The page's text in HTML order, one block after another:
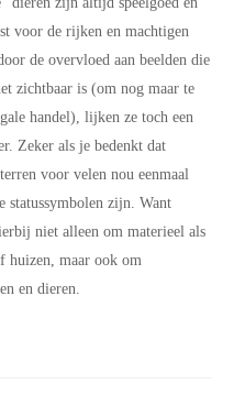
voor de rijken en machtigen
de overvloed aan beelden die
zichtbaar is (om nog maar te
handel), lijken ze toch een
Zeker als je bedenkt dat
voor velen nou eenmaal
statussymbolen zijn. Want
niet alleen om materieel als
huizen, maar ook om
en dieren.